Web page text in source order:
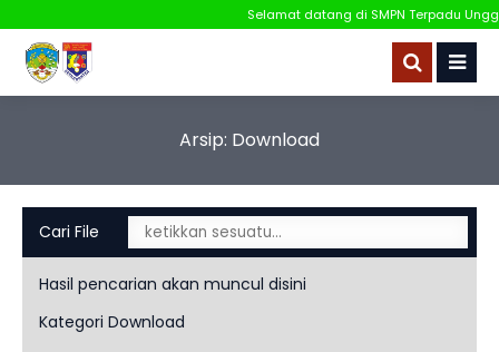
Selamat datang di SMPN Terpadu
Arsip: Download
Cari File
Hasil pencarian akan muncul disini
Kategori Download